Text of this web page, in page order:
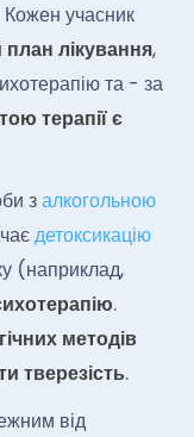
Кожен учасник
лікування,
та - за
терапії є
залкогольною
детоксикацію
(наприклад,
.
методів
тверезість.
від